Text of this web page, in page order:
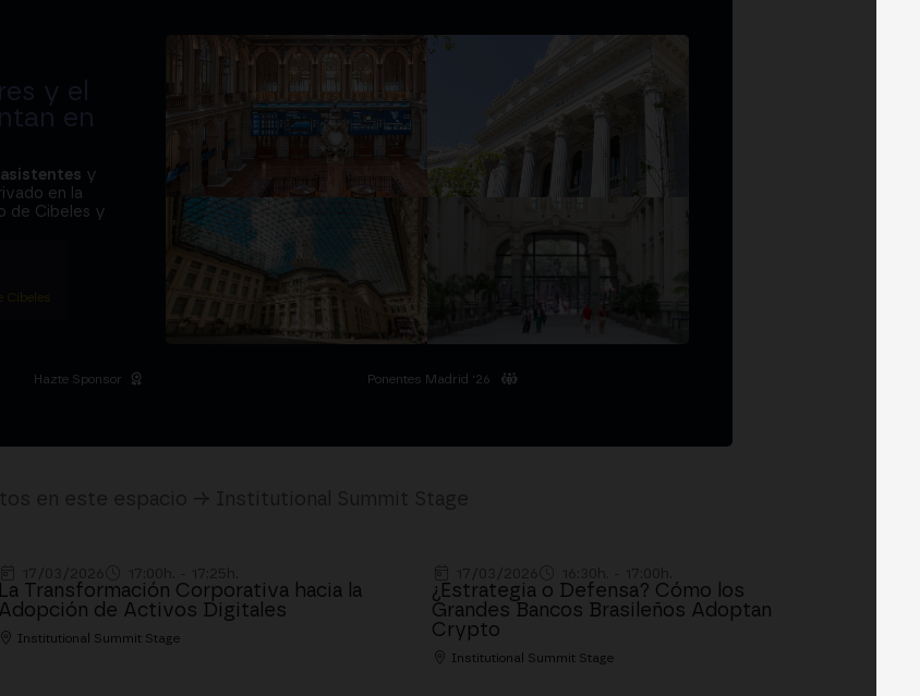
y el
en
asistentes y
en la
de Cibeles y
Cibeles
Hazte Sponsor Ponentes Madrid '26
La Transformación Corporativa hacia la
Adopción de Activos Digitales
Institutional Summit Stage
¿Estrategia o Defensa? Cómo los
Grandes Bancos Brasileños Adoptan
Crypto
Institutional Summit Stage